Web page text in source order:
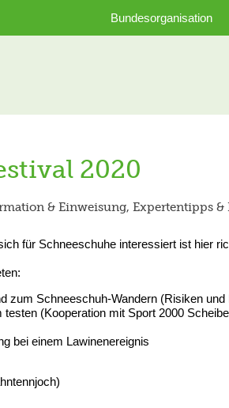
Bundesorganisation
2020
& Einweisung, Expertentipps &
für Schneeschuhe interessiert ist hier
zum Schneeschuh-Wandern (Risiken und
(Kooperation mit Sport 2000
bei einem Lawinenereignis